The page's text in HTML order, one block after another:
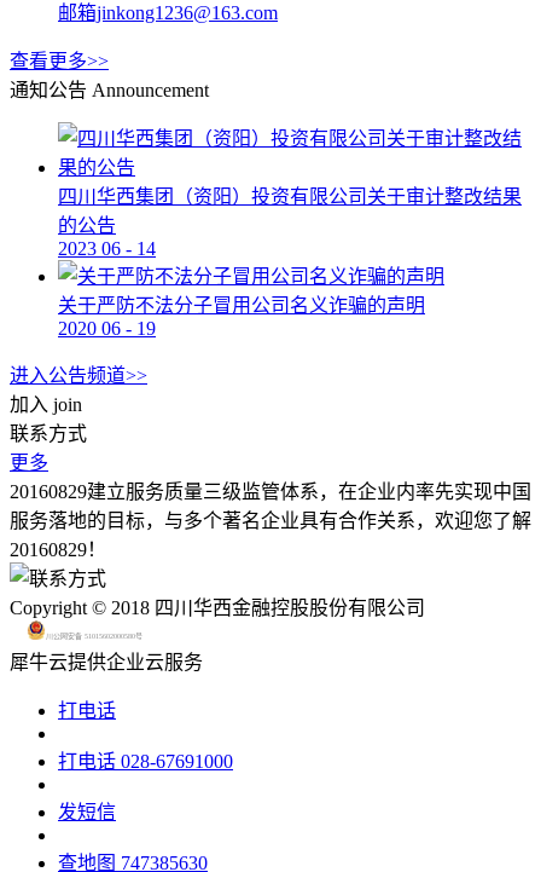
邮箱jinkong1236@163.com
查看更多>>
通知公告 Announcement
四川华西集团（资阳）投资有限公司关于审计整改结果
的公告
2023 06 - 14
关于严防不法分子冒用公司名义诈骗的声明
2020 06 - 19
进入公告频道>>
加入 join
联系方式
更多
20160829建立服务质量三级监管体系，在企业内率先实现中国
服务落地的目标，与多个著名企业具有合作关系，欢迎您了解
20160829！
Copyright © 2018 四川华西金融控股股份有限公司
川公网安备 51015602000580号
犀牛云提供企业云服务
打电话
打电话 028-67691000
发短信
查地图 747385630